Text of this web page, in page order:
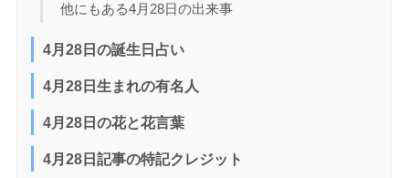
他にもある4月28日の出来事
4月28日の誕生日占い
4月28日生まれの有名人
4月28日の花と花言葉
4月28日記事の特記クレジット